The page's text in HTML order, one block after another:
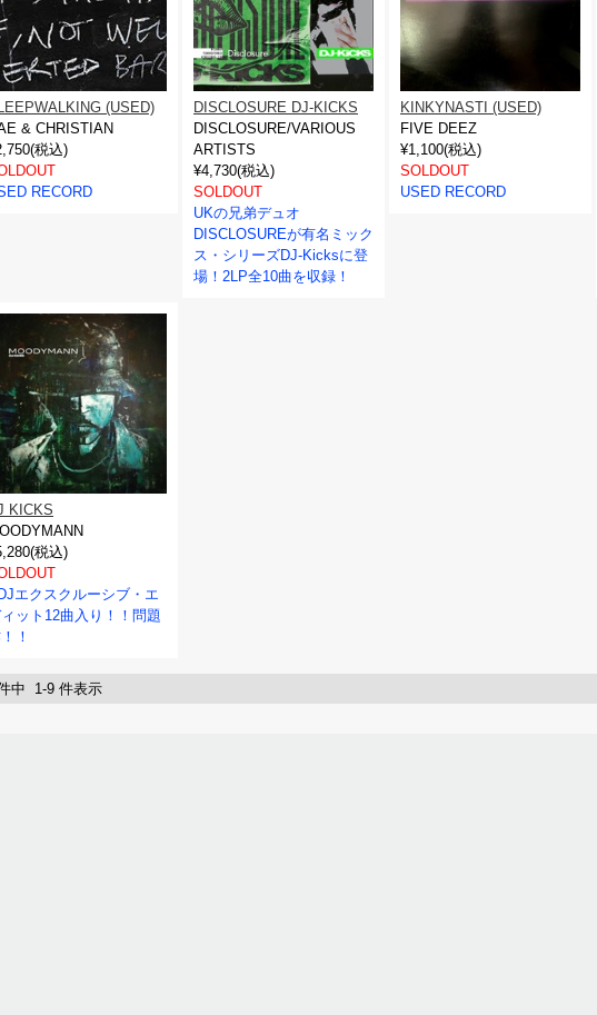
(USED)
& CHRISTIAN
税込)
RECORD
DISCLOSURE DJ-KICKS
DISCLOSURE/VARIOUS
ARTISTS
¥4,730(税込)
SOLDOUT
UKの兄弟デュオ
DISCLOSUREが有名ミック
ス・シリーズDJ-Kicksに登
場！2LP全10曲を収録！
KINKYNASTI (USED)
FIVE DEEZ
¥1,100(税込)
SOLDOUT
USED RECORD
KICKS
税込)
エクスクルーシブ・エ
ット12曲入り！！問題
！
中 1-9 件表示